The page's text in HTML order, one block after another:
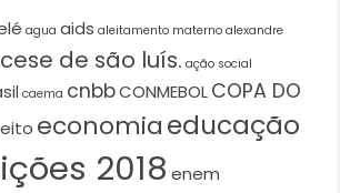
agua aids aleitamento materno alexandre
de são luís. ação social
caema cnbbCONMEBOLCOPA DO
economiaeducação
2018 enem